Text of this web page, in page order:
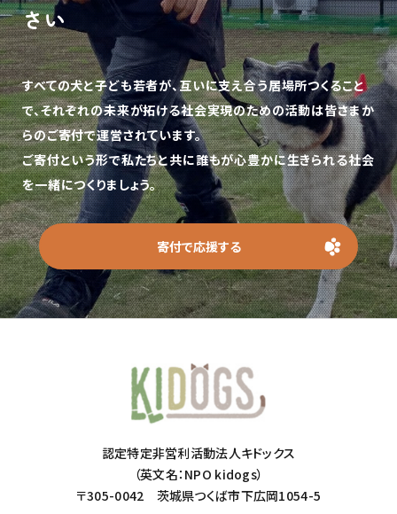
さい
すべての犬と子ども若者が、互いに支え合う居場所つくること
で、それぞれの未来が拓ける社会実現のための活動は皆さまか
らのご寄付で運営されています。
ご寄付という形で私たちと共に誰もが心豊かに生きられる社会
を一緒につくりましょう。
寄付で応援する
認定特定非営利活動法人キドックス
（英文名：NPO kidogs）
〒305-0042 茨城県つくば市下広岡1054-5